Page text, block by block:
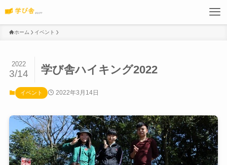
ホーム イベント
学び舎ハイキング2022
2022
3/14
イベント 2022年3月14日